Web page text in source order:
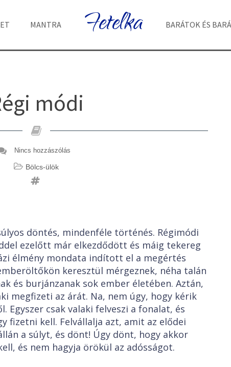
MANTRA Fetelka BARÁTOK ÉS
módi
Nincs hozzászólás
Bölcs-ülök
döntés, mindenféle történés. Régimódi
ezelőtt már elkezdődött és máig tekereg
élmény mondata indított el a megértés
keresztül mérgeznek, néha talán
és burjánzanak sok ember életében. Aztán,
megfizeti az árát. Na, nem úgy, hogy kérik
Egyszer csak valaki felveszi a fonalat, és
fizetni kell. Felvállalja azt, amit az elődei
a súlyt, és dönt! Úgy dönt, hogy akkor
és nem hagyja örökül az adósságot.